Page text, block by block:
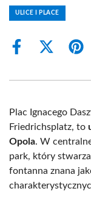
ULICE I PLACE
Share
Share
(Twitter)
Plac Ignacego
Friedrichsplatz, to
Opola. W
park, który
fontanna znana